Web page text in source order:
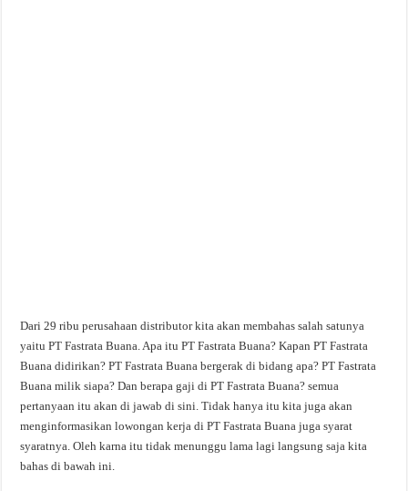
Dari 29 ribu perusahaan distributor kita akan membahas salah satunya
yaitu PT Fastrata Buana. Apa itu PT Fastrata Buana? Kapan PT Fastrata
Buana didirikan? PT Fastrata Buana bergerak di bidang apa? PT Fastrata
Buana milik siapa? Dan berapa gaji di PT Fastrata Buana? semua
pertanyaan itu akan di jawab di sini. Tidak hanya itu kita juga akan
menginformasikan lowongan kerja di PT Fastrata Buana juga syarat
syaratnya. Oleh karna itu tidak menunggu lama lagi langsung saja kita
bahas di bawah ini.